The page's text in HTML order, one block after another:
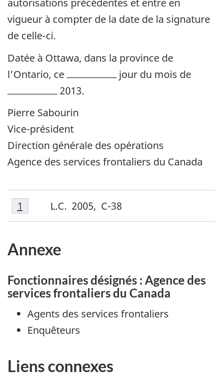
autorisations précédentes et entre en
vigueur à compter de la date de la signature
de celle-ci.
Datée à Ottawa, dans la province de
l'Ontario, ce
date
jour du mois de
2013.
Pierre Sabourin
Vice-président
Direction générale des opérations
Agence des services frontaliers du Canada
Notes
de
bas
de
page
Notes
de
de
page 1
L.C. 2005, C-38
Retour à la référence de la note de bas de
1
Annexe
Fonctionnaires désignés : Agence des
services frontaliers du Canada
Agents des services frontaliers
Enquêteurs
Liens connexes